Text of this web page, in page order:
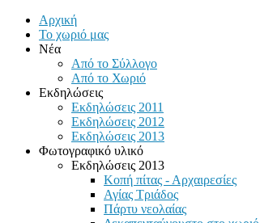
Αρχική
Το χωριό μας
Νέα
Από το Σύλλογο
Από το Χωριό
Εκδηλώσεις
Εκδηλώσεις 2011
Εκδηλώσεις 2012
Εκδηλώσεις 2013
Φωτογραφικό υλικό
Εκδηλώσεις 2013
Κοπή πίτας - Αρχαιρεσίες
Αγίας Τριάδος
Πάρτυ νεολαίας